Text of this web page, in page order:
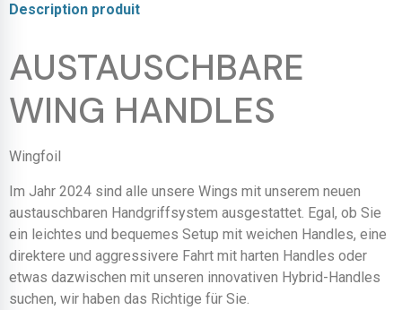
Description produit
AUSTAUSCHBARE
WING HANDLES
Wingfoil
Im Jahr 2024 sind alle unsere Wings mit unserem neuen
austauschbaren Handgriffsystem ausgestattet. Egal, ob Sie
ein leichtes und bequemes Setup mit weichen Handles, eine
direktere und aggressivere Fahrt mit harten Handles oder
etwas dazwischen mit unseren innovativen Hybrid-Handles
suchen, wir haben das Richtige für Sie.